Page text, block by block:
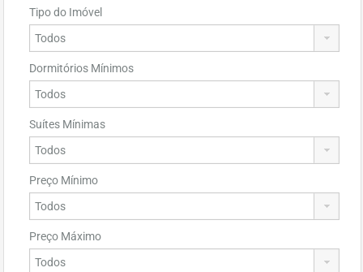
Tipo do Imóvel
Dormitórios Mínimos
Suítes Mínimas
Preço Mínimo
Preço Máximo